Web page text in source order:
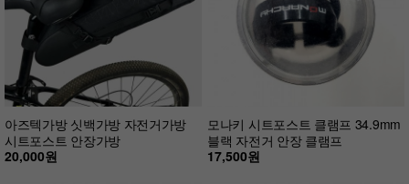
아즈텍가방 싯백가방 자전거가방
시트포스트 안장가방
20,000원
모나키 시트포스트 클램프 34.9mm
블랙 자전거 안장 클램프
17,500원